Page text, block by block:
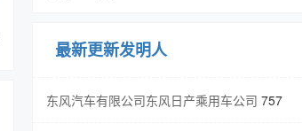
最新更新发明人
东风汽车有限公司东风日产乘用车公司 757